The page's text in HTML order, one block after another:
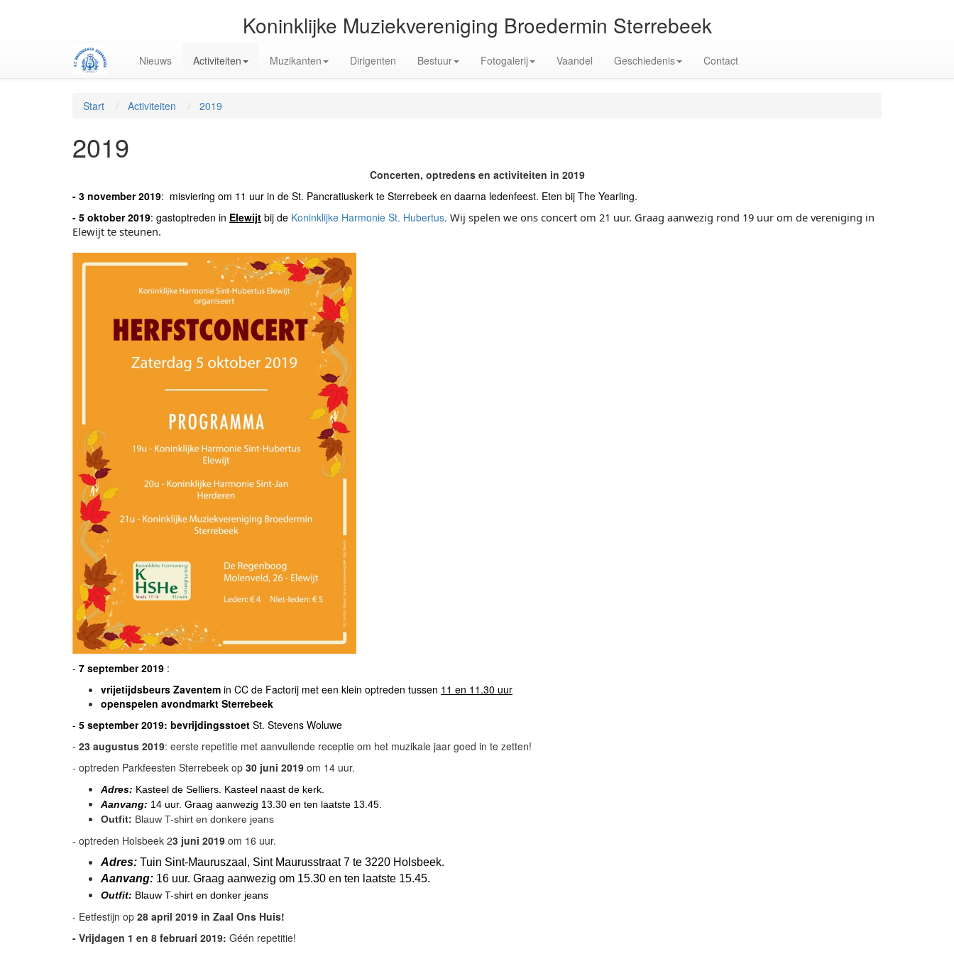
Koninklijke Muziekvereniging Broedermin Sterrebeek
Nieuws Activiteiten Muzikanten Dirigenten Bestuur Fotogalerij Vaandel Geschiedenis Contact
Start Activiteiten 2019
2019
Concerten, optredens en activiteiten in 2019
- 3 november 2019: misviering om 11 uur in de St. Pancratiuskerk te Sterrebeek en daarna ledenfeest. Eten bij The Yearling.
- 5 oktober 2019: gastoptreden in Elewijt bij de Koninklijke Harmonie St. Hubertus. Wij spelen we ons concert om 21 uur. Graag aanwezig rond 19 uur om de vereniging in
Elewijt te steunen.
- 7 september2019 :
vrijetijdsbeurs Zaventem in CC de Factorij met een klein optreden tussen 11 en 11.30 uur
openspelen avondmarkt Sterrebeek
- 5 september 2019: bevrijdingsstoet St. Stevens Woluwe
- 23 augustus 2019: eerste repetitie met aanvullende receptie om het muzikale jaar goed in te zetten!
- optreden Parkfeesten Sterrebeek op 30 juni 2019 om 14 uur.
Adres: Kasteel de Selliers. Kasteel naast de kerk.
Aanvang: 14 uur. Graag aanwezig 13.30 en ten laatste 13.45.
Outfit: Blauw T-shirt en donkere jeans
- optreden Holsbeek 23 juni 2019 om 16 uur.
Adres: Tuin Sint-Mauruszaal, Sint Maurusstraat 7 te 3220 Holsbeek.
Aanvang: 16 uur. Graag aanwezig om 15.30 en ten laatste 15.45.
Outfit: Blauw T-shirt en donker jeans
- Eetfestijn op 28 april 2019 in Zaal Ons Huis!
- Vrijdagen 1 en 8 februari 2019: Géén repetitie!